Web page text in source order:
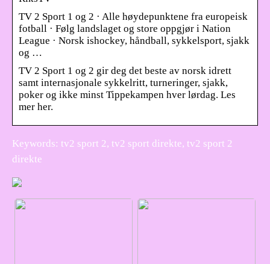
TV 2 Sport 1 og 2 · Alle høydepunktene fra europeisk
fotball · Følg landslaget og store oppgjør i Nation
League · Norsk ishockey, håndball, sykkelsport, sjakk
og …
TV 2 Sport 1 og 2 gir deg det beste av norsk idrett
samt internasjonale sykkelritt, turneringer, sjakk,
poker og ikke minst Tippekampen hver lørdag. Les
mer her.
Keywords: tv2 sport 2, tv2 sport direkte, tv2 sport 2
direkte